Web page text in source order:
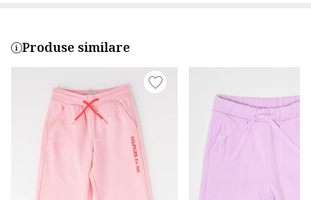
Produse similare